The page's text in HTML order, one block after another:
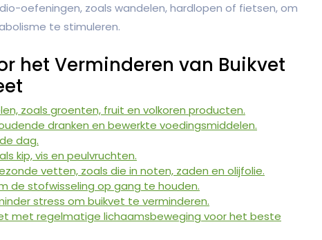
oefeningen, zoals wandelen, hardlopen of fietsen, om
te stimuleren.
het Verminderen van Buikvet
zoals groenten, fruit en volkoren producten.
dranken en bewerkte voedingsmiddelen.
dag.
kip, vis en peulvruchten.
vetten, zoals die in noten, zaden en olijfolie.
de stofwisseling op gang te houden.
stress om buikvet te verminderen.
met regelmatige lichaamsbeweging voor het beste